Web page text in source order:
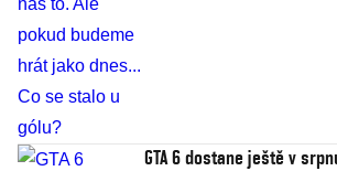
GTA 6 dostane ještě v